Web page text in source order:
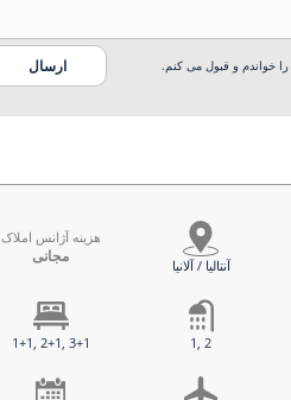
را خواندم و قبول می کنم.
هزینه آژانس املاک
مجانی آنتالیا / آلانیا
1+1, 2+1, 3+1 1, 2